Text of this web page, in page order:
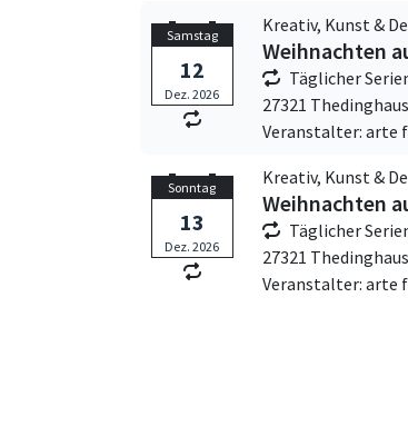
Samstag
12
Dez. 2026
Kreativ, Kunst &
Weihnachten
Täglicher
27321
Veranstalter: arte
Sonntag
13
Dez. 2026
Kreativ, Kunst &
Weihnachten
Täglicher
27321
Veranstalter: arte